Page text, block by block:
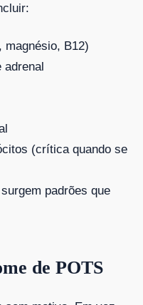
B12)
adrenal
(crítica quando se
padrões que
de POTS